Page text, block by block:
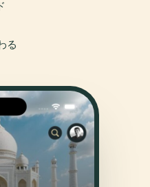
る